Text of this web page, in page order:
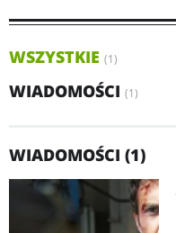
WSZYSTKIE (1)
WIADOMOŚCI (1)
WIADOMOŚCI (1)